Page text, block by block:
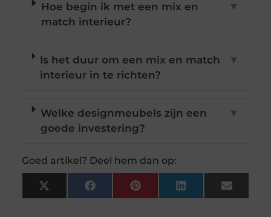
Hoe begin ik met een mix en
match interieur?
▼
Is het duur om een mix en match
interieur in te richten?
▼
Welke designmeubels zijn een
goede investering?
▼
Goed artikel? Deel hem dan op:
X
(Twitter)
FacebookPinterestLinkedInEmail